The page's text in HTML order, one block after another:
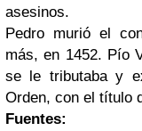
asesinos.
Pedro murió el
más, en 1452. Pío
se le tributaba y
Orden, con el título
Fuentes: